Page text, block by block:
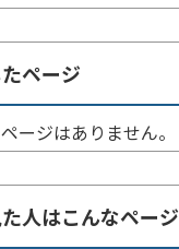
ページ
ージはありません。
人はこんなペー